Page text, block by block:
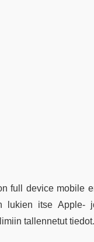
full device mobile
lukien itse Apple-
tallennetut